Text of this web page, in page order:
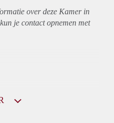
over deze Kamer in
je contact opnemen met